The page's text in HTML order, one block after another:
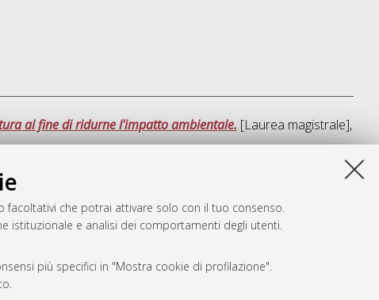
che potrai attivare solo con il tuo consenso.
istituzionale e analisi dei comportamenti degli utenti.
più specifici in "Mostra cookie di profilazione".
al fine di ridurne l'impatto ambientale. [Laurea magistrale],
Questa lista e' stata generata il Fri Aug 7 07:09:45 2026 CEST